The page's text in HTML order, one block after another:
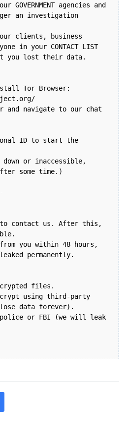
agencies and
an investigation
clients, business
in your CONTACT LIST
you lost their data.
Tor Browser:
and navigate to our chat
ID to start the
or inaccessible,
some time.)
to contact us. After this,
you within 48 hours,
permanently.
files.
using third-party
data forever).
or FBI (we will leak